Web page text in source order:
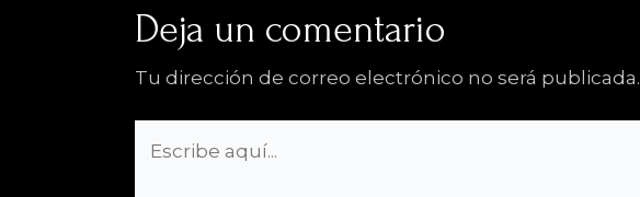
Deja un comentario
Tu dirección de correo electrónico no será publicada.